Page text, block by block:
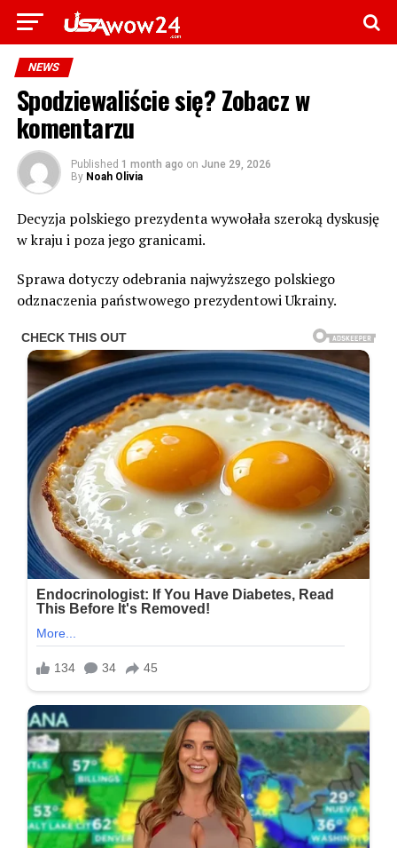
NEWS
Spodziewaliście się? Zobacz w
komentarzu
Published 1 month ago on June 29, 2026
By Noah Olivia
Decyzja polskiego prezydenta wywołała szeroką dyskusję
w kraju i poza jego granicami.
Sprawa dotyczy odebrania najwyższego polskiego
odznaczenia państwowego prezydentowi Ukrainy.